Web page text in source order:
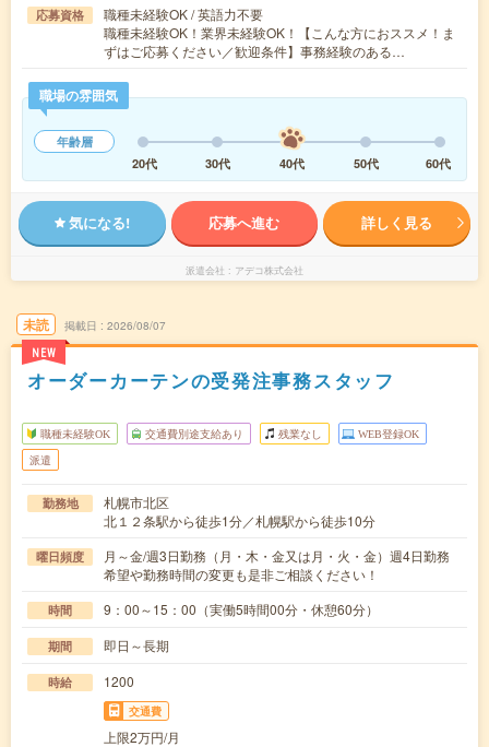
応募資格
職種未経験OK / 英語力不要
職種未経験OK！業界未経験OK！【こんな方におススメ！ま
ずはご応募ください／歓迎条件】事務経験のある…
職場の雰囲気
年齢層
20代
30代 40代 50代 60代
気になる! 応募へ進む 詳しく見る
派遣会社 アデコ株式会社
未読
NEW
掲載日 2026/08/07
オーダーカーテンの受発注事務スタッフ
職種未経験OK 交通費別途支給あり 残業なし WEB登録OK
派遣
勤務地
札幌市北区
北１２条駅から徒歩1分／札幌駅から徒歩10分
曜日頻度
月～金/週3日勤務（月・木・金又は月・火・金）週4日勤務
希望や勤務時間の変更も是非ご相談ください！
時間 9：00～15：00（実働5時間00分・休憩60分）
期間 即日～長期
時給 1200
交通費
上限2万円/月